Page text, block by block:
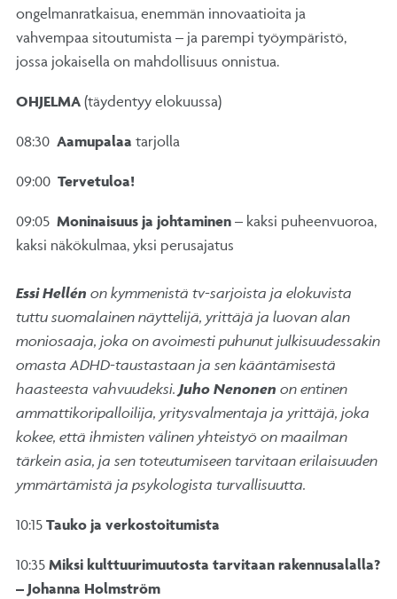
ongelmanratkaisua, enemmän innovaatioita ja
vahvempaa sitoutumista – ja parempi työympäristö,
jossa jokaisella on mahdollisuus onnistua.
OHJELMA (täydentyy elokuussa)
08:30 Aamupalaa tarjolla
09:00 Tervetuloa!
09:05 Moninaisuus ja johtaminen – kaksi puheenvuoroa,
kaksi näkökulmaa, yksi perusajatus
Essi Hellén on kymmenistä tv-sarjoista ja elokuvista
tuttu suomalainen näyttelijä, yrittäjä ja luovan alan
moniosaaja, joka on avoimesti puhunut julkisuudessakin
omasta ADHD-taustastaan ja sen kääntämisestä
haasteesta vahvuudeksi. Juho Nenonen on entinen
ammattikoripalloilija, yritysvalmentaja ja yrittäjä, joka
kokee, että ihmisten välinen yhteistyö on maailman
tärkein asia, ja sen toteutumiseen tarvitaan erilaisuuden
ymmärtämistä ja psykologista turvallisuutta.
10:15 Tauko ja verkostoitumista
10:35 Miksi kulttuurimuutosta tarvitaan rakennusalalla?
– Johanna Holmström